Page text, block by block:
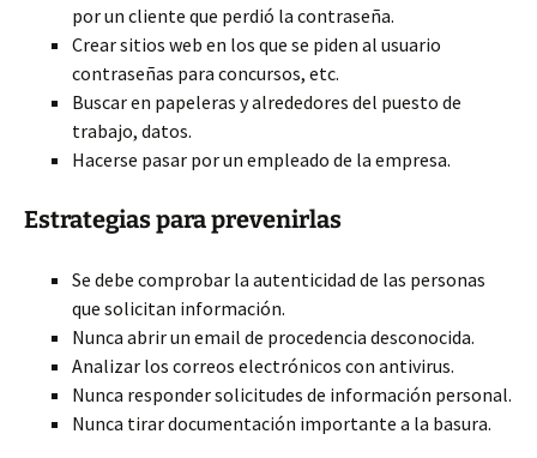
por un cliente que perdió la contraseña.
Crear sitios web en los que se piden al usuario
contraseñas para concursos, etc.
Buscar en papeleras y alrededores del puesto de
trabajo, datos.
Hacerse pasar por un empleado de la empresa.
Estrategias para prevenirlas
Se debe comprobar la autenticidad de las personas
que solicitan información.
Nunca abrir un email de procedencia desconocida.
Analizar los correos electrónicos con antivirus.
Nunca responder solicitudes de información personal.
Nunca tirar documentación importante a la basura.